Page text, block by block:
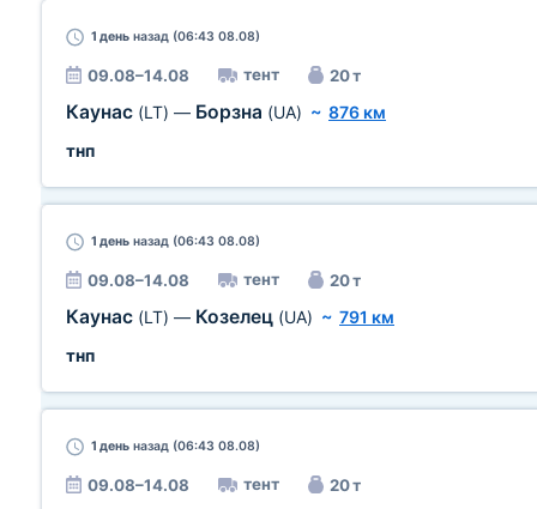
1 день назад (06:43 08.08)
09.08–14.08 тент 20 т
Каунас (LT) — Борзна (UA) ~ 876 км
тнп
1 день назад (06:43 08.08)
09.08–14.08 тент 20 т
Каунас (LT) — Козелец (UA) ~ 791 км
тнп
1 день назад (06:43 08.08)
09.08–14.08 тент 20 т